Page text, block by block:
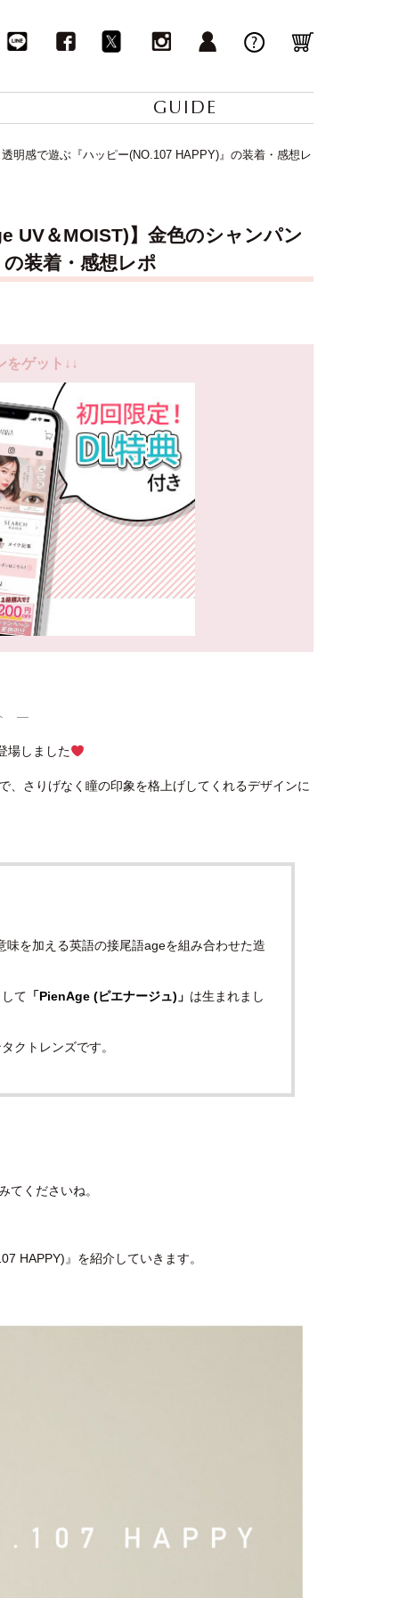
GUIDE
明感で遊ぶ『ハッピー(NO.107 HAPPY)』の装着・感想レ
UV＆MOIST)】金色のシャンパン
装着・感想レポ
をゲット↓↓
―
場しました
、さりげなく瞳の印象を格上げしてくれるデザインに
を加える英語の接尾語ageを組み合わせた造
て 「PienAge (ピエナージュ)」 は生まれまし
クトレンズです。
てくださいね。
HAPPY)』を紹介していきます。